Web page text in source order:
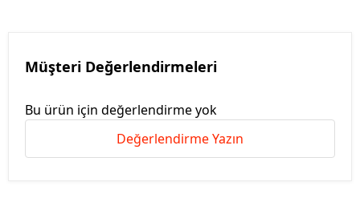
Müşteri Değerlendirmeleri
Bu ürün için değerlendirme yok
Değerlendirme Yazın